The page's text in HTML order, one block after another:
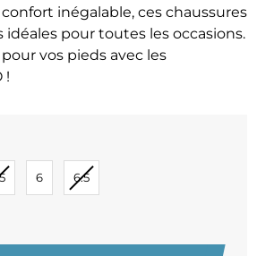
inégalable, ces chaussures
pour toutes les occasions.
vos pieds avec les
!
6 6.5